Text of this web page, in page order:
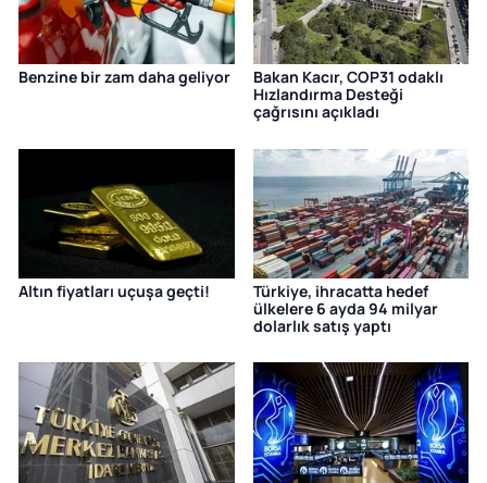
Benzine bir zam daha geliyor
Bakan Kacır, COP31 odaklı
Hızlandırma Desteği
çağrısını açıkladı
Altın fiyatları uçuşa geçti!
Türkiye, ihracatta hedef
ülkelere 6 ayda 94 milyar
dolarlık satış yaptı